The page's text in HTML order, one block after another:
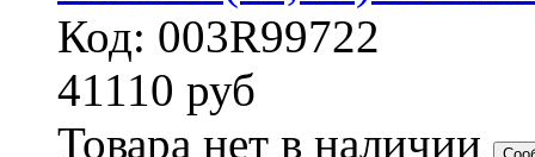
Код: 003R99722
41110 руб
Товара нет в наличии